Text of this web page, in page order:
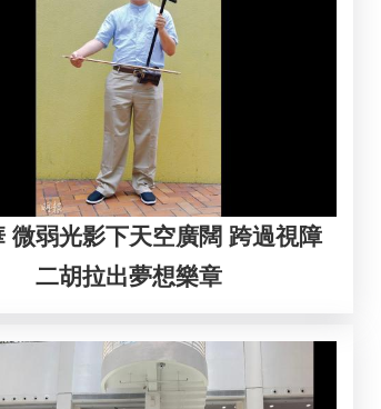
微弱光影下天空廣闊 跨過視障
二胡拉出夢想樂章